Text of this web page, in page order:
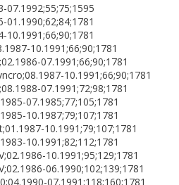
07.1992;55;75;1595
01.1990;62;84;1781
10.1991;66;90;1781
10.1991;66;90;1781
07.1991;66;90;1781
10.1991;66;90;1781
07.1991;72;98;1781
07.1985;77;105;1781
10.1987;79;107;1781
10.1991;79;107;1781
10.1991;82;112;1781
10.1991;95;129;1781
06.1990;102;139;1781
07.1991;118;160;1781